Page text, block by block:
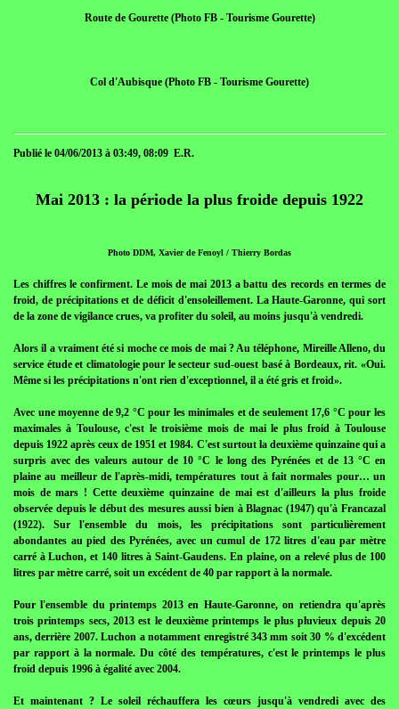
Route de Gourette (Photo FB - Tourisme Gourette)
Col d'Aubisque (Photo FB - Tourisme Gourette)
Publié le 04/06/2013 à 03:49, 08:09 E.R.
Mai 2013 : la période la plus froide depuis 1922
Photo DDM, Xavier de Fenoyl / Thierry Bordas
Les chiffres le confirment. Le mois de mai 2013 a battu des records en termes de
froid, de précipitations et de déficit d'ensoleillement. La Haute-Garonne, qui sort
de la zone de vigilance crues, va profiter du soleil, au moins jusqu'à vendredi.
Alors il a vraiment été si moche ce mois de mai ? Au téléphone, Mireille Alleno, du
service étude et climatologie pour le secteur sud-ouest basé à Bordeaux, rit. «Oui.
Même si les précipitations n'ont rien d'exceptionnel, il a été gris et froid».
Avec une moyenne de 9,2 °C pour les minimales et de seulement 17,6 °C pour les
maximales à Toulouse, c'est le troisième mois de mai le plus froid à Toulouse
depuis 1922 après ceux de 1951 et 1984. C'est surtout la deuxième quinzaine qui a
surpris avec des valeurs autour de 10 °C le long des Pyrénées et de 13 °C en
plaine au meilleur de l'après-midi, températures tout à fait normales pour… un
mois de mars ! Cette deuxième quinzaine de mai est d'ailleurs la plus froide
observée depuis le début des mesures aussi bien à Blagnac (1947) qu'à Francazal
(1922). Sur l'ensemble du mois, les précipitations sont particulièrement
abondantes au pied des Pyrénées, avec un cumul de 172 litres d'eau par mètre
carré à Luchon, et 140 litres à Saint-Gaudens. En plaine, on a relevé plus de 100
litres par mètre carré, soit un excédent de 40 par rapport à la normale.
Pour l'ensemble du printemps 2013 en Haute-Garonne, on retiendra qu'après
trois printemps secs, 2013 est le deuxième printemps le plus pluvieux depuis 20
ans, derrière 2007. Luchon a notamment enregistré 343 mm soit 30 % d'excédent
par rapport à la normale. Du côté des températures, c'est le printemps le plus
froid depuis 1996 à égalité avec 2004.
Et maintenant ? Le soleil réchauffera les cœurs jusqu'à vendredi avec des